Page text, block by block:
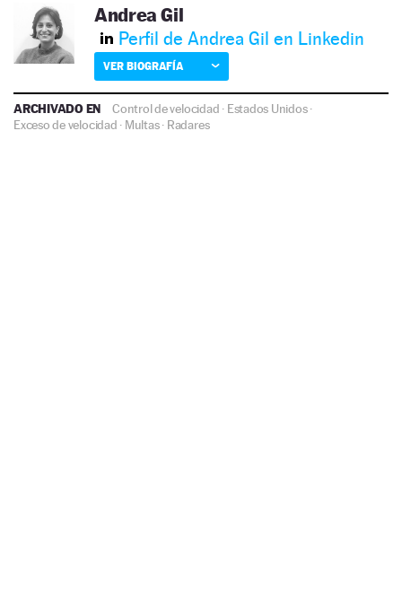
Andrea Gil
Perfil de Andrea Gil en Linkedin
VER BIOGRAFÍA
ARCHIVADO EN Control de velocidad · Estados Unidos·
Exceso de velocidad · Multas· Radares